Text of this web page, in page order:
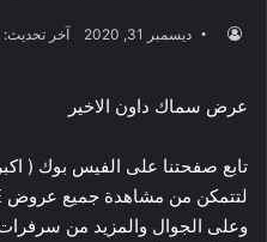
ديسمبر 31, 2020 آخر تحديث: مايو
عرض سماك داون الاخير
وعلى الجوال والمزيد من